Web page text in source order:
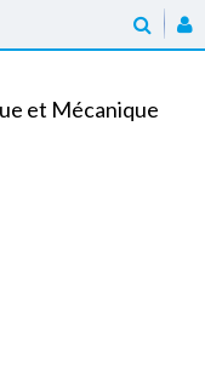
et Mécanique